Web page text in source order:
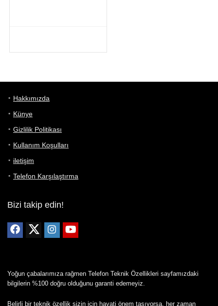
Hakkımızda
Künye
Gizlilik Politikası
Kullanım Koşulları
iletişim
Telefon Karşılaştırma
Bizi takip edin!
Yoğun çabalarımıza rağmen Telefon Teknik Özellikleri sayfamızdaki
bilgilerin %100 doğru olduğunu garanti edemeyiz.
Belirli bir teknik özellik sizin için hayati önem taşıyorsa, her zaman